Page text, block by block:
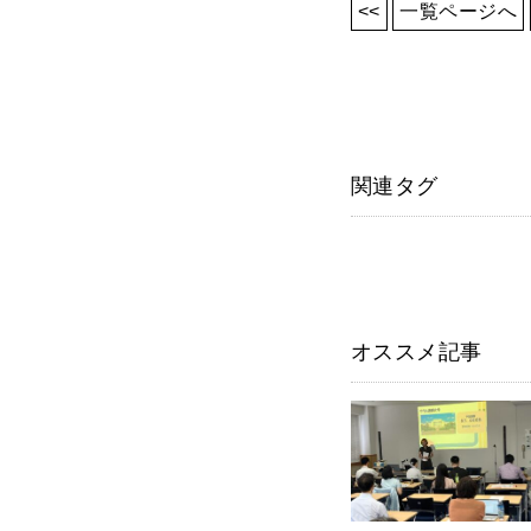
<< 一覧ページへ
関連タグ
オススメ記事